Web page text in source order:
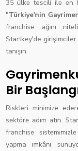
35 ülke tescili ile en
"Türkiye'nin
franchise ağını
Startkey'de girişimciler
tanışın.
Bir
Riskleri minimize
sektöre adım atın.
franchise
yapma imkânı